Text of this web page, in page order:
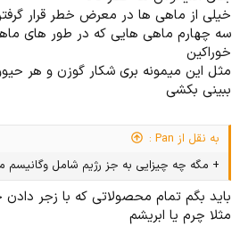
خیلی از ماهی ها در معرض خطر قرار
سه چهارم ماهی هایی که در طور های
خوراکین
مثل این میمونه بری شکار گوزن و هر
ببینی بکشی
به نقل از Pan :
+ مگه چه چیزایی به جز رژیم شامل وگانیسم
باید بگم تمام محصولاتی که با زجر
مثلا چرم یا ابریشم